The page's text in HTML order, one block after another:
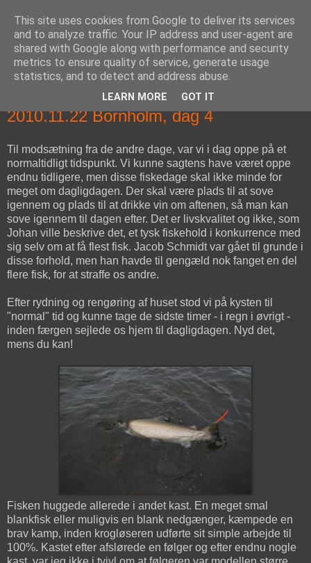
fiskedagbog.dk
Havørredfiskeri, tordenvejr og rav i (en skøn?) tre-enighed
mandag den 22. november 2010
2010.11.22 Bornholm, dag 4
Til modsætning fra de andre dage, var vi i dag oppe på et
normaltidligt tidspunkt. Vi kunne sagtens have været oppe
endnu tidligere, men disse fiskedage skal ikke minde for
meget om dagligdagen. Der skal være plads til at sove
igennem og plads til at drikke vin om aftenen, så man kan
sove igennem til dagen efter. Det er livskvalitet og ikke, som
Johan ville beskrive det, et tysk fiskehold i konkurrence med
sig selv om at få flest fisk. Jacob Schmidt var gået til grunde i
disse forhold, men han havde til gengæld nok fanget en del
flere fisk, for at straffe os andre.
Efter rydning og rengøring af huset stod vi på kysten til
"normal" tid og kunne tage de sidste timer - i regn i øvrigt -
inden færgen sejlede os hjem til dagligdagen. Nyd det,
mens du kan!
Fisken huggede allerede i andet kast. En meget smal
blankfisk eller muligvis en blank nedgænger, kæmpede en
brav kamp, inden krogløseren udførte sit simple arbejde til
100%. Kastet efter afslørede en følger og efter endnu nogle
This site uses cookies from Google to deliver its services
and to analyze traffic. Your IP address and user-agent are
shared with Google along with performance and security
metrics to ensure quality of service, generate usage
statistics, and to detect and address abuse.
LEARN MORE GOT IT